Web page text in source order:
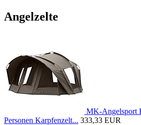
Angelzelte
MK-Angelsport
Personen Karpfenzelt... 333,33 EUR